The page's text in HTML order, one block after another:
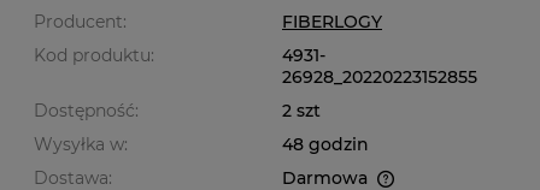
Producent:
FIBERLOGY
Kod produktu:
4931-
26928_20220223152855
Dostępność:
2 szt
Wysyłka w:
48 godzin
Dostawa:
Darmowa